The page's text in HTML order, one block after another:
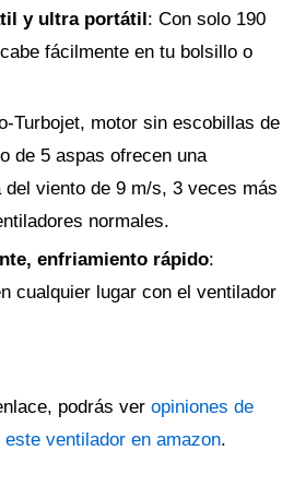
y ultra portátil: Con solo 190
fácilmente en tu bolsillo o
Turbojet, motor sin escobillas de
de 5 aspas ofrecen una
viento de 9 m/s, 3 veces más
normales.
enfriamiento rápido:
cualquier lugar con el ventilador
podrás ver opiniones de
ventilador en amazon.